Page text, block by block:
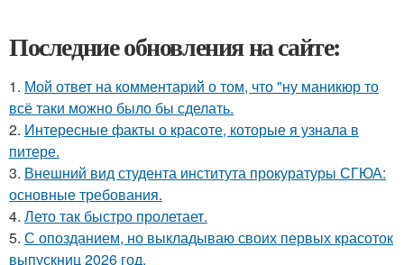
Последние обновления на сайте:
1. Мой ответ на комментарий о том, что "ну маникюр то
всё таки можно было бы сделать.
2. Интересные факты о красоте, которые я узнала в
питере.
3. Внешний вид студента института прокуратуры СГЮА:
основные требования.
4. Лето так быстро пролетает.
5. С опозданием, но выкладываю своих первых красоток
выпускниц 2026 год.